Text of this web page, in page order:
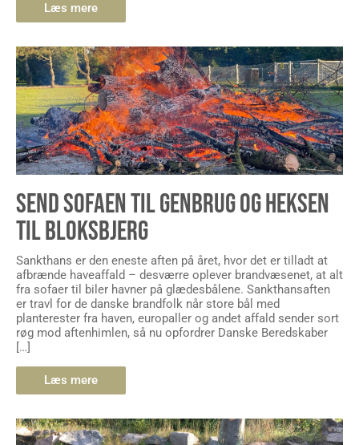
Læs mere
SEND SOFAEN TIL GENBRUG OG HEKSEN
TIL BLOKSBJERG
Sankthans er den eneste aften på året, hvor det er tilladt at
afbrænde haveaffald – desværre oplever brandvæsenet, at alt
fra sofaer til biler havner på glædesbålene. Sankthansaften
er travl for de danske brandfolk når store bål med
planterester fra haven, europaller og andet affald sender sort
røg mod aftenhimlen, så nu opfordrer Danske Beredskaber
[…]
Læs mere